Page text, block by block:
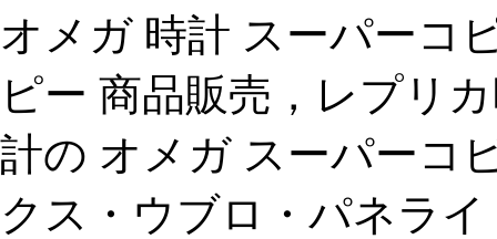
オメガ 時計 スーパーコ
ピー 商品販売，レプリ
計の オメガ スーパーコ
クス・ウブロ・パネラ